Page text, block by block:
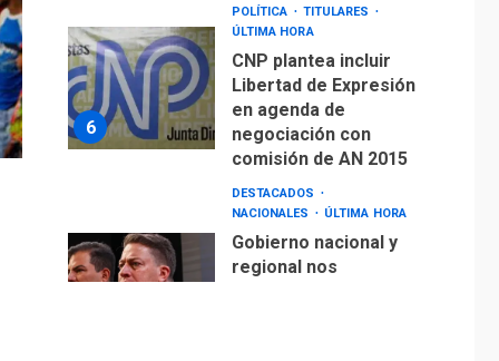
6
POLÍTICA
TITULARES
ÚLTIMA HORA
CNP plantea incluir
Libertad de Expresión
en agenda de
negociación con
comisión de AN 2015
DESTACADOS
NACIONALES
ÚLTIMA HORA
Gobierno nacional y
regional nos